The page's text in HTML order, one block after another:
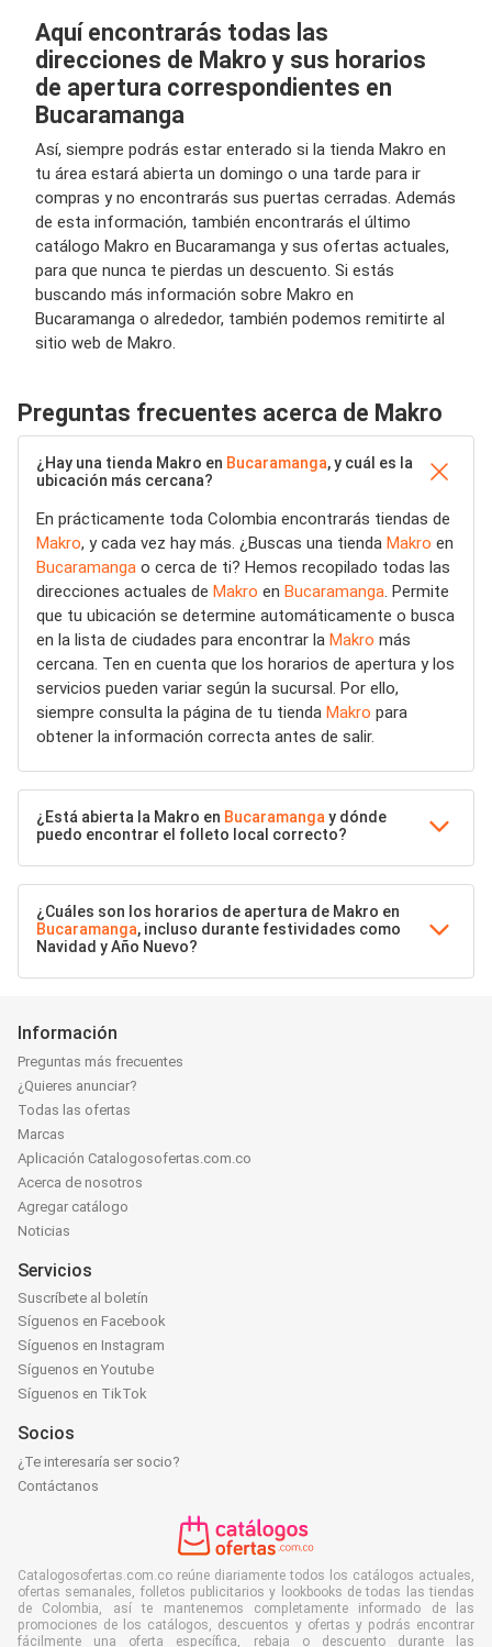
Aquí encontrarás todas las
direcciones de Makro y sus horarios
de apertura correspondientes en
Bucaramanga
Así, siempre podrás estar enterado si la tienda Makro en
tu área estará abierta un domingo o una tarde para ir
compras y no encontrarás sus puertas cerradas. Además
de esta información, también encontrarás el último
catálogo Makro en Bucaramanga y sus ofertas actuales,
para que nunca te pierdas un descuento. Si estás
buscando más información sobre Makro en
Bucaramanga o alrededor, también podemos remitirte al
sitio web de Makro.
Preguntas frecuentes acerca de Makro
¿Hay una tienda Makro en Bucaramanga, y cuál es la
ubicación más cercana?
En prácticamente toda Colombia encontrarás tiendas de
Makro, y cada vez hay más. ¿Buscas una tienda Makro en
Bucaramanga o cerca de ti? Hemos recopilado todas las
direcciones actuales de Makro en Bucaramanga. Permite
que tu ubicación se determine automáticamente o busca
en la lista de ciudades para encontrar la Makro más
cercana. Ten en cuenta que los horarios de apertura y los
servicios pueden variar según la sucursal. Por ello,
siempre consulta la página de tu tienda Makro para
obtener la información correcta antes de salir.
¿Está abierta la Makro en Bucaramanga y dónde
puedo encontrar el folleto local correcto?
¿Cuáles son los horarios de apertura de Makro en
Bucaramanga, incluso durante festividades como
Navidad y Año Nuevo?
Información
Preguntas más frecuentes
¿Quieres anunciar?
Todas las ofertas
Marcas
Aplicación Catalogosofertas.com.co
Acerca de nosotros
Agregar catálogo
Noticias
Servicios
Suscríbete al boletín
Síguenos en Facebook
Síguenos en Instagram
Síguenos en Youtube
Síguenos en TikTok
Socios
¿Te interesaría ser socio?
Contáctanos
Catalogosofertas.com.co reúne diariamente todos los catálogos actuales,
ofertas semanales, folletos publicitarios y lookbooks de todas las tiendas
de Colombia, así te mantenemos completamente informado de las
promociones de los catálogos, descuentos y ofertas y podrás encontrar
fácilmente una oferta específica, rebaja o descuento durante las